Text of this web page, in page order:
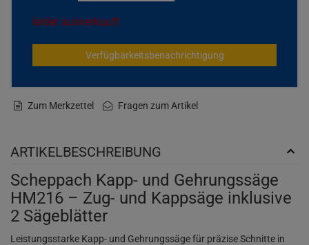
leider ausverkauft
Verfügbarkeitsbenachrichtigung
Zum Merkzettel Fragen zum Artikel
ARTIKELBESCHREIBUNG
Scheppach Kapp- und Gehrungssäge
HM216 – Zug- und Kappsäge inklusive
2 Sägeblätter
Leistungsstarke Kapp- und Gehrungssäge für präzise Schnitte in